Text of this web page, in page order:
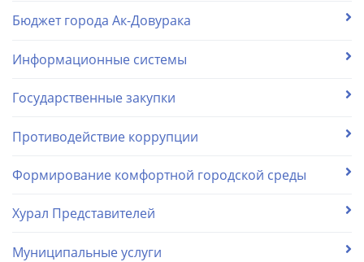
Бюджет города Ак-Довурака
Информационные системы
Государственные закупки
Противодействие коррупции
Формирование комфортной городской среды
Хурал Представителей
Муниципальные услуги